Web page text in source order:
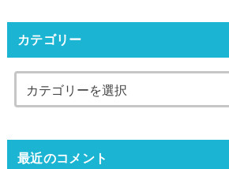
カテゴリー
最近のコメント